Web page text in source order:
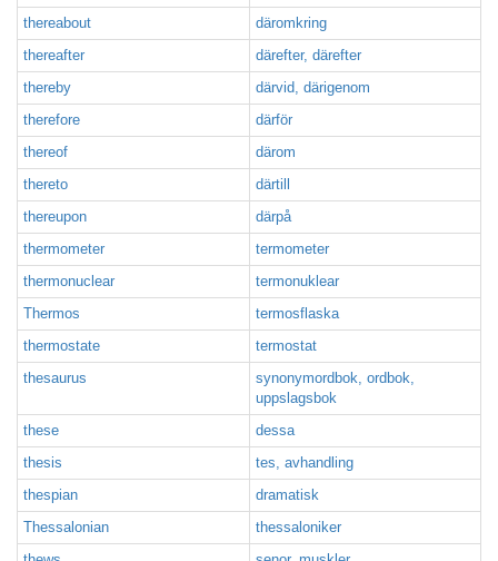
thereabout
däromkring
thereafter
därefter, därefter
thereby
därvid, därigenom
therefore
därför
thereof
därom
thereto
därtill
thereupon
därpå
thermometer
termometer
thermonuclear
termonuklear
Thermos
termosflaska
thermostate
termostat
thesaurus
synonymordbok, ordbok,
uppslagsbok
these
dessa
thesis
tes, avhandling
thespian
dramatisk
Thessalonian
thessaloniker